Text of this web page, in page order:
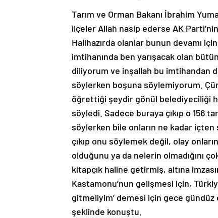
Tarım ve Orman Bakanı İbrahim
ilçeler Allah nasip ederse AK
Halihazırda olanlar bunun devamı
imtihanında ben yarışacak olan
diliyorum ve inşallah bu imtihandan
söylerken boşuna söylemiyorum.
öğrettiği şeydir gönül belediyeciliği
söyledi. Sadece buraya çıkıp o 156
söylerken bile onların ne kadar
çıkıp onu söylemek değil, olay
olduğunu ya da nelerin olmadığını
kitapçık haline getirmiş, altına
Kastamonu’nun gelişmesi için,
gitmeliyim’ demesi için gece gündüz
şeklinde konuştu.